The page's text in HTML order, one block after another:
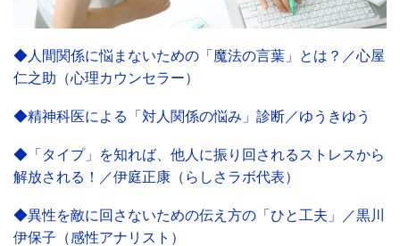
◆人間関係に悩まないための「魔法の言葉」とは？／心屋
仁之助（心理カウンセラー）
◆精神科医による「対人関係の悩み」診断／ゆうきゆう
◆「タイプ」を知れば、他人に振り回されるストレスから
解放される！／伊庭正康（らしさラボ代表）
◆異性を敵に回さないための伝え方の「ひと工夫」／黒川
伊保子（感性アナリスト）